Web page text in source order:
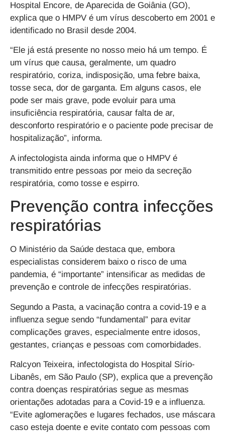
Hospital Encore, de Aparecida de Goiânia (GO),
explica que o HMPV é um vírus descoberto em 2001 e
identificado no Brasil desde 2004.
“Ele já está presente no nosso meio há um tempo. É
um vírus que causa, geralmente, um quadro
respiratório, coriza, indisposição, uma febre baixa,
tosse seca, dor de garganta. Em alguns casos, ele
pode ser mais grave, pode evoluir para uma
insuficiência respiratória, causar falta de ar,
desconforto respiratório e o paciente pode precisar de
hospitalização”, informa.
A infectologista ainda informa que o HMPV é
transmitido entre pessoas por meio da secreção
respiratória, como tosse e espirro.
Prevenção contra infecções
respiratórias
O Ministério da Saúde destaca que, embora
especialistas considerem baixo o risco de uma
pandemia, é “importante” intensificar as medidas de
prevenção e controle de infecções respiratórias.
Segundo a Pasta, a vacinação contra a covid-19 e a
influenza segue sendo “fundamental” para evitar
complicações graves, especialmente entre idosos,
gestantes, crianças e pessoas com comorbidades.
Ralcyon Teixeira, infectologista do Hospital Sírio-
Libanês, em São Paulo (SP), explica que a prevenção
contra doenças respiratórias segue as mesmas
orientações adotadas para a Covid-19 e a influenza.
“Evite aglomerações e lugares fechados, use máscara
caso esteja doente e evite contato com pessoas com